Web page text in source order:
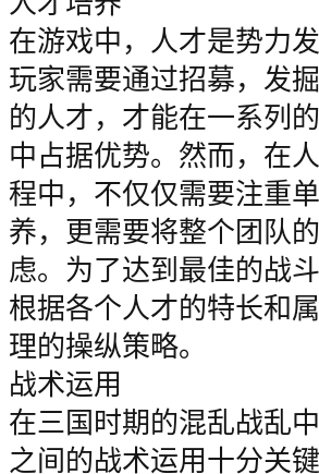
在游戏中，人才是势力发
玩家需要通过招募，发
的人才，才能在一系列
中占据优势。然而，在
程中，不仅仅需要注重
养，更需要将整个团队
虑。为了达到最佳的战
根据各个人才的特长和
理的操纵策略。
战术运用
在三国时期的混乱战乱
之间的战术运用十分关